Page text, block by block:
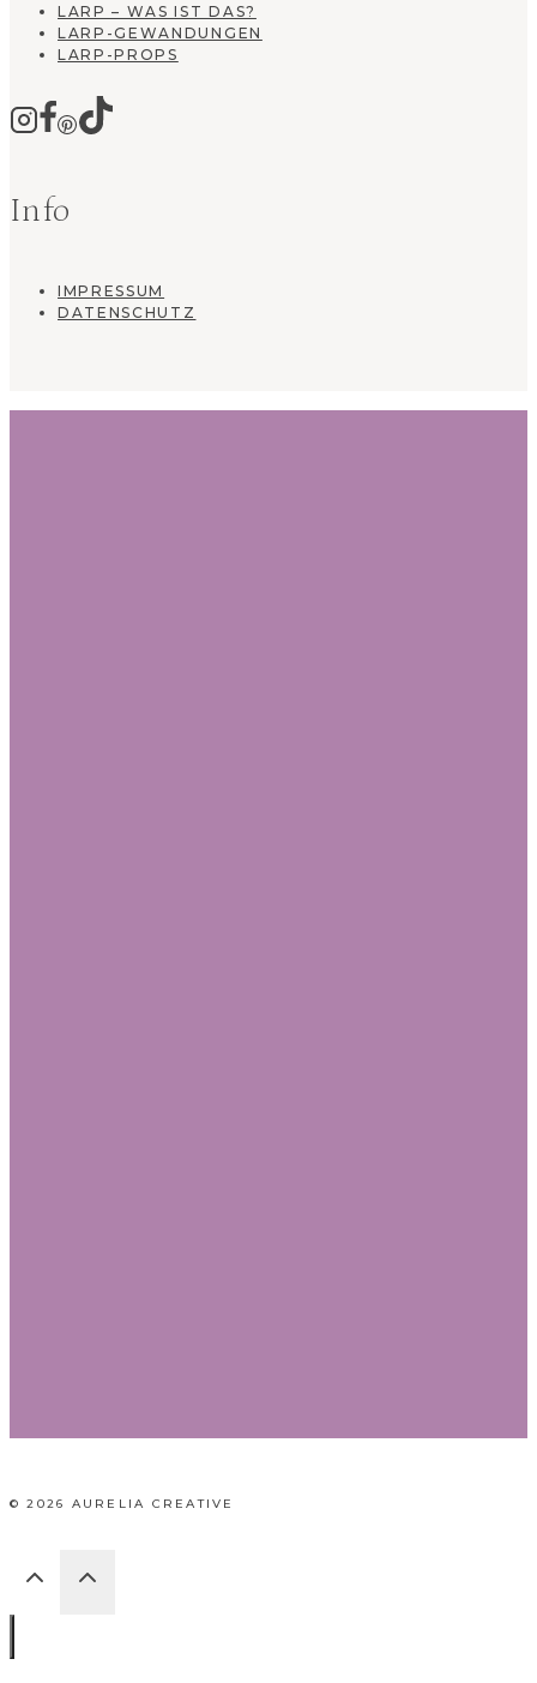
LARP – WAS IST DAS?
LARP-GEWANDUNGEN
LARP-PROPS
Info
IMPRESSUM
DATENSCHUTZ
© 2026 AURELIA CREATIVE